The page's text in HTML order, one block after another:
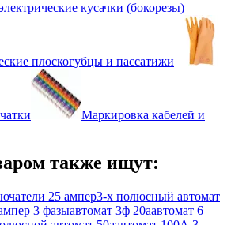
кусачки (бокорезы)
плоскогубцы и пассатижи
Маркировка кабелей и
также ищут:
25 ампер3-х полюсный автомат
3 фазыавтомат 3ф 20аавтомат 6